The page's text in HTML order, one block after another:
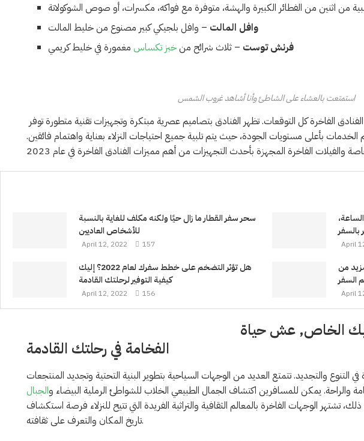
من اثنين من الفطائر الكبيرة والهشة، متوفرة مع فواكه، مكسرات، أو صوص الشوكولاتة
وافل المالت – وافل بلجيكي كبير مصنوع من خليط المالت
فرنش توست – ثلاث شرائح منخبز تكساس مغمورة في خليط كريمي
استمتعت بالعشاء على الشاطئ وأنا أشاهد غروب الشمس
الفنادق الفاخرة كل التوقعات. تظهر الفنادق بتصاميم عصرية مبتكرة وتجهيزات تقنية متطورة توفر
الخدمات بأعلى مستويات الجودة، حيث يتم تلبية جميع احتياجات النزلاء بعناية واهتمام فائقين.
سحر سفر القطار ما زال حيًا ولكنه مكلف للغاية بالنسبة
للأشخاص العاديين
April 12, 2022 157 April
هل تؤثر التضخم على خطط سفرك لعام 2022؟ إليك
كيفية التوفير لرحلتك القادمة
April 12, 2022 156
من
السفر
April
الخاص, عش حياة
الفخامة في رحلتك القادمة
في عام 2023 طفرة كبيرة في التنوع والتجديد. تتمتع العديد من الوجهات السياحية بتطوير البنية التحتية وتجديد المنتجعات
والراحة. يمكن للمسافرين اكتشاف الجمال الطبيعي الخلاب للشواطئ الرملية البيضاء والجبال
تشتهر الوجهات الفاخرة بالمعالم الثقافية والتراثية الفريدة التي تتيح للنزلاء فرصة استكشاف
تاريخ المكان والتعرف على ثقافته.